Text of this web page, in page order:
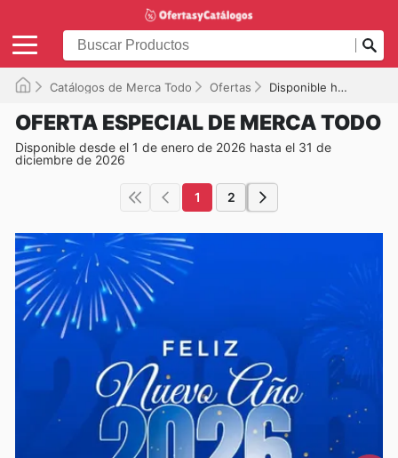
Catálogos de Merca Todo Ofertas Disponible hasta el 31/12/2026
OFERTA ESPECIAL DE MERCA TODO
Disponible desde el 1 de enero de 2026 hasta el 31 de
diciembre de 2026
1 2